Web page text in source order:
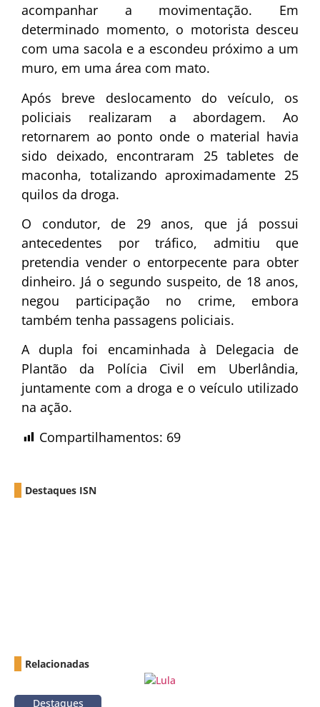
acompanhar a movimentação. Em
determinado momento, o motorista desceu
com uma sacola e a escondeu próximo a um
muro, em uma área com mato.
Após breve deslocamento do veículo, os
policiais realizaram a abordagem. Ao
retornarem ao ponto onde o material havia
sido deixado, encontraram 25 tabletes de
maconha, totalizando aproximadamente 25
quilos da droga.
O condutor, de 29 anos, que já possui
antecedentes por tráfico, admitiu que
pretendia vender o entorpecente para obter
dinheiro. Já o segundo suspeito, de 18 anos,
negou participação no crime, embora
também tenha passagens policiais.
A dupla foi encaminhada à Delegacia de
Plantão da Polícia Civil em Uberlândia,
juntamente com a droga e o veículo utilizado
na ação.
Compartilhamentos: 69
Destaques ISN
Relacionadas
Destaques